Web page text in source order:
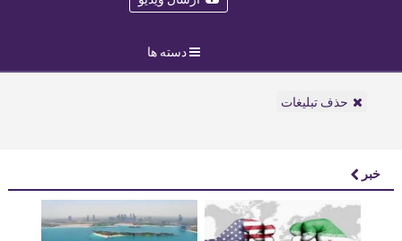
دسته ها
حذف تبلیغات
خبر